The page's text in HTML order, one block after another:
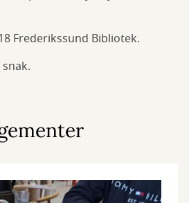
Frederikssund Bibliotek.